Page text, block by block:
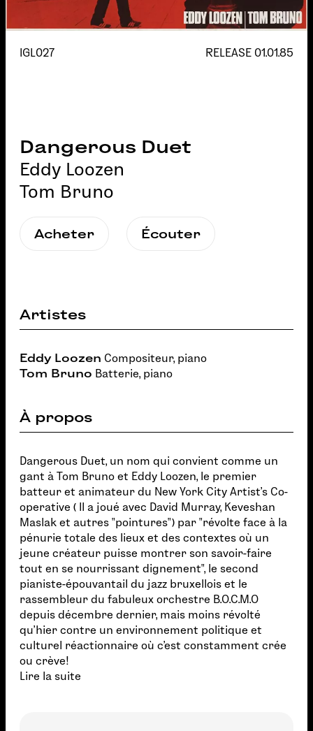
IGL027 RELEASE 01.01.85
Dangerous Duet
Eddy Loozen
Tom Bruno
Acheter Écouter
Artistes
Eddy Loozen Compositeur, piano
Tom Bruno Batterie, piano
À propos
Dangerous Duet, un nom qui convient comme un
gant à Tom Bruno et Eddy Loozen, le premier
batteur et animateur du New York City Artist's Co-
operative ( Il a joué avec David Murray, Keveshan
Maslak et autres "pointures") par "révolte face à la
pénurie totale des lieux et des contextes où un
jeune créateur puisse montrer son savoir-faire
tout en se nourrissant dignement", le second
pianiste-épouvantail du jazz bruxellois et le
rassembleur du fabuleux orchestre B.O.C.M.O
depuis décembre dernier, mais moins révolté
qu'hier contre un environnement politique et
culturel réactionnaire où c'est constamment crée
ou crève!
Lire la suite